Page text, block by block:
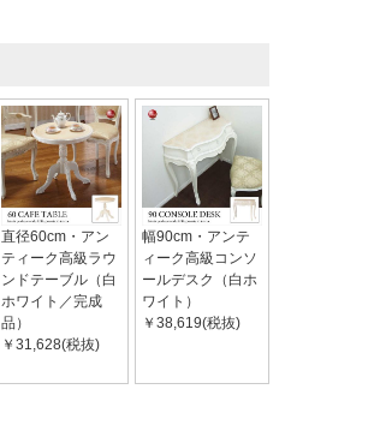
直径60cm・アン
ティーク高級ラウ
ンドテーブル（白
ホワイト／完成
品）
￥31,628(税抜)
幅90cm・アンテ
ィーク高級コンソ
ールデスク（白ホ
ワイト）
￥38,619(税抜)